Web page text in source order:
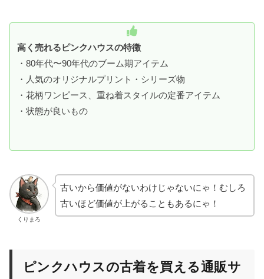
高く売れるピンクハウスの特徴
・80年代〜90年代のブーム期アイテム
・人気のオリジナルプリント・シリーズ物
・花柄ワンピース、重ね着スタイルの定番アイテム
・状態が良いもの
くりまろ
古いから価値がないわけじゃないにゃ！むしろ
古いほど価値が上がることもあるにゃ！
ピンクハウスの古着を買える通販サ